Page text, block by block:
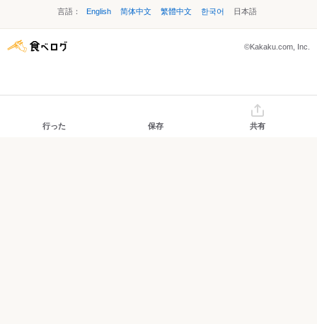
言語： English 简体中文 繁體中文 한국어 日本語
©Kakaku.com, Inc.
行った 保存 共有